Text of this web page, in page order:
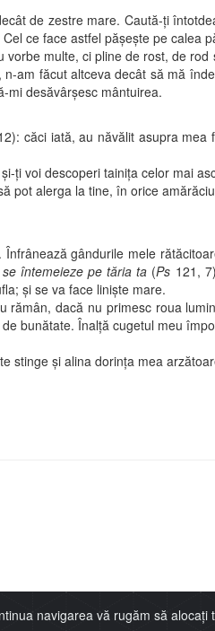
de zestre mare. Caută-ţi
ce face astfel păşeşte pe calea
multe, ci pline de rost, de rod
am făcut altceva decât să mă
mi desăvârşesc mântuirea.
căci iată, au năvălit asupra
ţi voi descoperi tainiţa celor mai
alerga la tine, în orice
gândurile mele
întemeieze pe tăria ta (Ps 121,
şi se va face linişte mare.
dacă nu primesc roua
bunătate. Înalţă cugetul meu
şi alina dorinţa mea
navigarea vă rugăm să